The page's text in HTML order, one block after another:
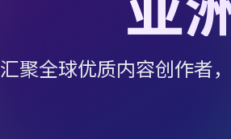
汇聚全球优质内容创作者